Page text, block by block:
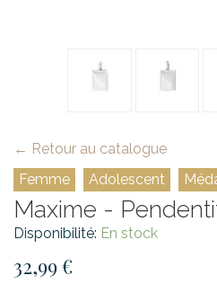
← Retour au catalogue
Femme
Adolescent
Maxime -
Disponibilité: En stock
32,99 €